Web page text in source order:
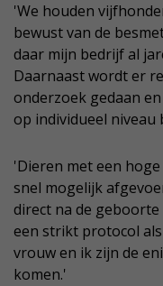
'We houden
bewust van de
daar mijn bedrijf al
Daarnaast wordt er
onderzoek gedaan
op individueel niveau
'Dieren met een
snel mogelijk
direct na de
een strikt protocol
vrouw en ik zijn de
komen.'